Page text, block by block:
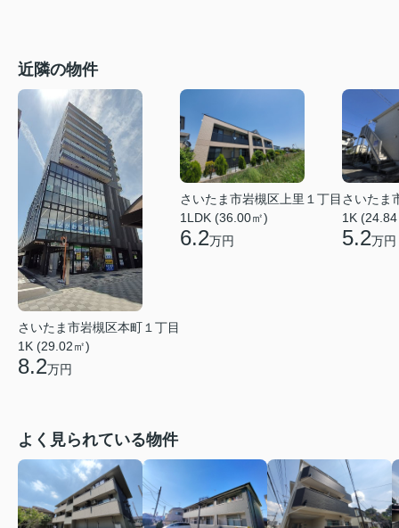
近隣の物件
さいたま市岩槻区本町１丁目
1K (29.02㎡)
8.2万円
さいたま市岩槻区上里１丁目
1LDK (36.00㎡)
6.2万円
さいたま
1K
5.2万円
よく見られている物件